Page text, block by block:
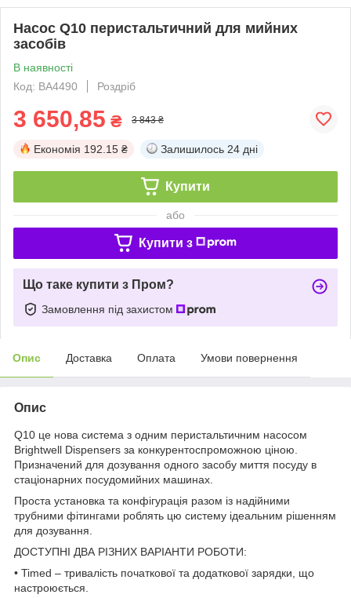
Насос Q10 перистальтичний для мийних
засобів
В наявності
Код: BA4490
Роздріб
3 650,85 ₴ 3 843 ₴
Економія 192.15 ₴ Залишилось 24 дні
Купити
або
Купити з
Що таке купити з Пром?
Замовлення під захистом
Опис Доставка Оплата Умови повернення
Опис
Q10 це нова система з одним перистальтичним насосом
Brightwell Dispensers за конкурентоспроможною ціною.
Призначений для дозування одного засобу миття посуду в
стаціонарних посудомийних машинах.
Проста установка та конфігурація разом із надійними
трубними фітингами роблять цю систему ідеальним рішенням
для дозування.
ДОСТУПНІ ДВА РІЗНИХ ВАРІАНТИ РОБОТИ:
• Timed – тривалість початкової та додаткової зарядки, що
настроюється.